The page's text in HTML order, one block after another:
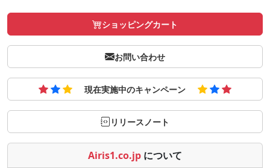
ショッピングカート
お問い合わせ
現在実施中のキャンペーン
リリースノート
Airis1.co.jp について